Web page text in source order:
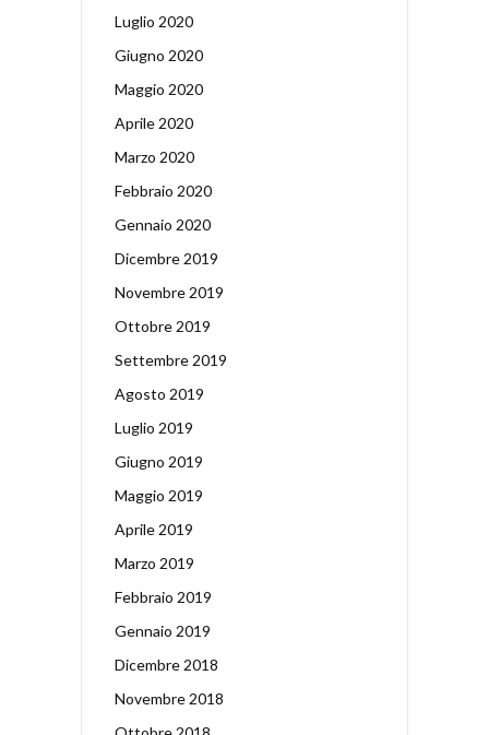
Luglio 2020
Giugno 2020
Maggio 2020
Aprile 2020
Marzo 2020
Febbraio 2020
Gennaio 2020
Dicembre 2019
Novembre 2019
Ottobre 2019
Settembre 2019
Agosto 2019
Luglio 2019
Giugno 2019
Maggio 2019
Aprile 2019
Marzo 2019
Febbraio 2019
Gennaio 2019
Dicembre 2018
Novembre 2018